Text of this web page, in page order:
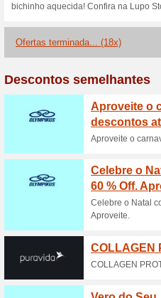
adicionados a
Meias
100%
Veja a